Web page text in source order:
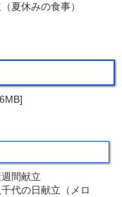
夏休みの食事）
間献立
代の日献立（メロ